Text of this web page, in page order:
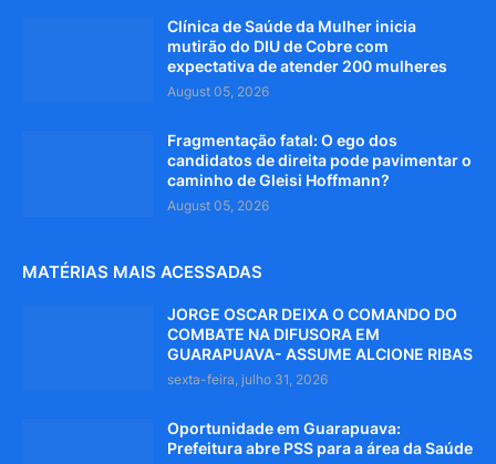
Clínica de Saúde da Mulher inicia
mutirão do DIU de Cobre com
expectativa de atender 200 mulheres
August 05, 2026
Fragmentação fatal: O ego dos
candidatos de direita pode pavimentar o
caminho de Gleisi Hoffmann?
August 05, 2026
MATÉRIAS MAIS ACESSADAS
JORGE OSCAR DEIXA O COMANDO DO
COMBATE NA DIFUSORA EM
GUARAPUAVA- ASSUME ALCIONE RIBAS
sexta-feira, julho 31, 2026
Oportunidade em Guarapuava:
Prefeitura abre PSS para a área da Saúde